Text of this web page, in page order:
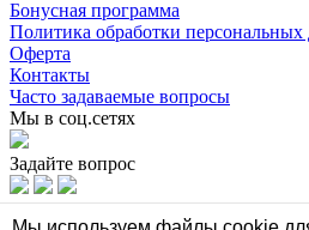
Бонусная программа
Политика обработки
Оферта
Контакты
Часто задаваемые вопросы
Мы в соц.сетях
Задайте вопрос
Мы в соц.сетях